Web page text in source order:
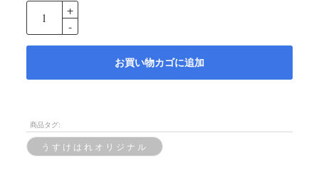
お買い物カゴに追加
商品タグ:
うすけはれオリジナル